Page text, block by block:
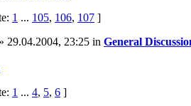
1 ... 105, 106, 107 ]
» 29.04.2004, 23:25 in General
1 ... 4, 5, 6 ]